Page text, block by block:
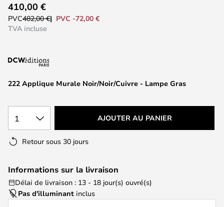
to
the
the
gallery
222 Applique Murale Noir/Noir/Cuivre - Lampe Gras
410,00 €
PVC482,00 €
PVC -72,00 €
TVA incluse
1 AJOUTER AU PANIER
Retour sous 30 jours
Informations sur la livraison
Délai de livraison : 13 - 18 jour(s) ouvré(s)
Pas d'illuminant inclus